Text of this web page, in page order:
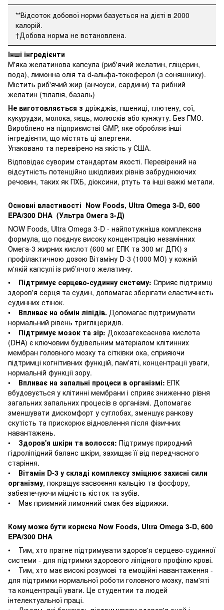
**Відсоток добової норми базується на дієті в 2000
калорій.
†Добова норма не встановлена.
Інші інгредієнти
М'яка желатинова капсула (риб'ячий желатин, гліцерин,
вода), лимонна олія та d-альфа-токоферол (з соняшнику).
Містить риб'ячий жир (анчоуси, сардини) та рибний
желатин (тілапія, базаль)
Не виготовляється з дріжджів, пшениці, глютену, сої,
кукурудзи, молока, яєць, молюсків або кунжуту. Без ГМО.
Вироблено на підприємстві GMP, яке обробляє інші
інгредієнти, що містять ці алергени.
Упаковано та перевірено на якість у США.
Відповідає суворим стандартам якості. Перевірений на
відсутність потенційно шкідливих рівнів забруднюючих
речовин, таких як ПХБ, діоксини, ртуть та інші важкі метали.
Основні властивості Now Foods, Ultra Omega 3-D, 600
EPA/300 DHA (Ультра Омега 3-Д)
NOW Foods, Ultra Omega 3-D - найпотужніша комплексна
формула, що поєднує високу концентрацію незамінних
Омега-3 жирних кислот (600 мг ЕПК та 300 мг ДГК) з
профілактичною дозою Вітаміну D-3 (1000 МО) у кожній
м'якій капсулі із риб’ячого желатину.
• Підтримує серцево-судинну систему: Сприяє підтримці
здоров'я серця та судин, допомагає зберігати еластичність
судинних стінок.
• Впливає на обмін ліпідів. Допомагає підтримувати
нормальний рівень тригліцеридів.
• Підтримує мозок та зір: Докозагексаєнова кислота
(DHA) є ключовим будівельним матеріалом клітинних
мембран головного мозку та сітківки ока, сприяючи
підтримці когнітивних функцій, пам'яті, концентрації уваги,
нормальній функції зору.
• Впливає на запальні процеси в організмі: ЕПК
вбудовується у клітинні мембрани і сприяє зниженню рівня
загальних запальних процесів в організмі. Допомагає
зменшувати дискомфорт у суглобах, зменшує ранкову
скутість та прискорює відновлення після фізичних
навантажень.
• Здоров'я шкіри та волосся: Підтримує природний
гідроліпідний баланс шкіри, захищає її від передчасного
старіння.
• Вітамін D-3 у складі комплексу зміцнює захисні сили
організму, покращує засвоєння кальцію та фосфору,
забезпечуючи міцність кісток та зубів.
• Має приємний лимонний смак без відрижки.
Кому може бути корисна Now Foods, Ultra Omega 3-D, 600
EPA/300 DHA
• Тим, хто прагне підтримувати здоров'я серцево-судинної
системи - для підтримки здорового ліпідного профілю крові.
• Тим, хто має високі розумові та емоційні навантаження -
для підтримки нормальної роботи головного мозку, пам'яті
та концентрації уваги. Це студентии та людей
інтелектуальної праці.